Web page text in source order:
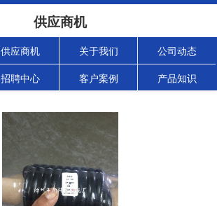
供应商机
供应商机 关于我们 公司动态
招聘中心 客户案例 产品知识